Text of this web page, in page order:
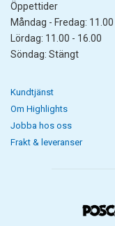
Öppettider
Måndag - Fredag:
Lördag: 11.00 - 16.00
Söndag: Stängt
Kundtjänst
Om Highlights
Jobba hos oss
Frakt & leveranser